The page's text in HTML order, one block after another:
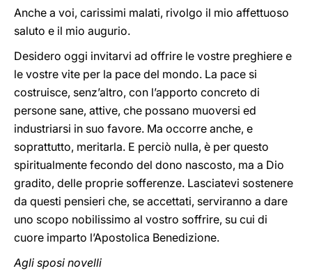
Anche a voi, carissimi malati, rivolgo il mio affettuoso
saluto e il mio augurio.
Desidero oggi invitarvi ad offrire le vostre preghiere e
le vostre vite per la pace del mondo. La pace si
costruisce, senz’altro, con l’apporto concreto di
persone sane, attive, che possano muoversi ed
industriarsi in suo favore. Ma occorre anche, e
soprattutto, meritarla. E perciò nulla, è per questo
spiritualmente fecondo del dono nascosto, ma a Dio
gradito, delle proprie sofferenze. Lasciatevi sostenere
da questi pensieri che, se accettati, serviranno a dare
uno scopo nobilissimo al vostro soffrire, su cui di
cuore imparto l’Apostolica Benedizione.
Agli sposi novelli